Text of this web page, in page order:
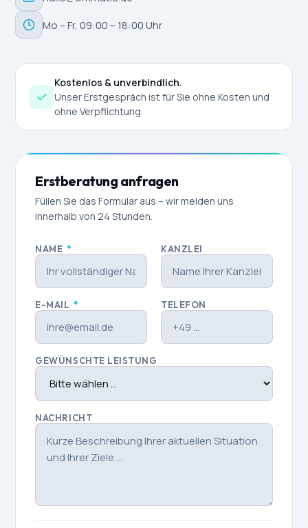
Mo – Fr, 09:00 – 18:00 Uhr
Kostenlos & unverbindlich.
Unser Erstgespräch ist für Sie ohne Kosten und
ohne Verpflichtung.
Erstberatung anfragen
Füllen Sie das Formular aus – wir melden uns
innerhalb von 24 Stunden.
NAME * KANZLEI
E-MAIL * TELEFON
GEWÜNSCHTE LEISTUNG
NACHRICHT